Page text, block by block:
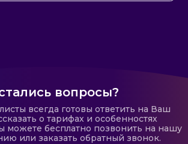
вопросы?
всегда готовы ответить на Ваш
о тарифах и особенностях
можете бесплатно позвонить на нашу
или заказать обратный звонок.